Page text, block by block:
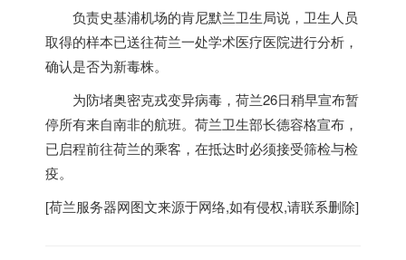
负责史基浦机场的肯尼默兰卫生局说，卫生人员
取得的样本已送往荷兰一处学术医疗医院进行分析，
确认是否为新毒株。
为防堵奥密克戎变异病毒， 荷兰26日稍早宣布暂
停所有来自南非的航班。 荷兰卫生部长德容格宣布，
已启程前往荷兰的乘客，在抵达时必须接受筛检与检
疫。
[荷兰服务器网图文来源于网络,如有侵权,请联系删除]